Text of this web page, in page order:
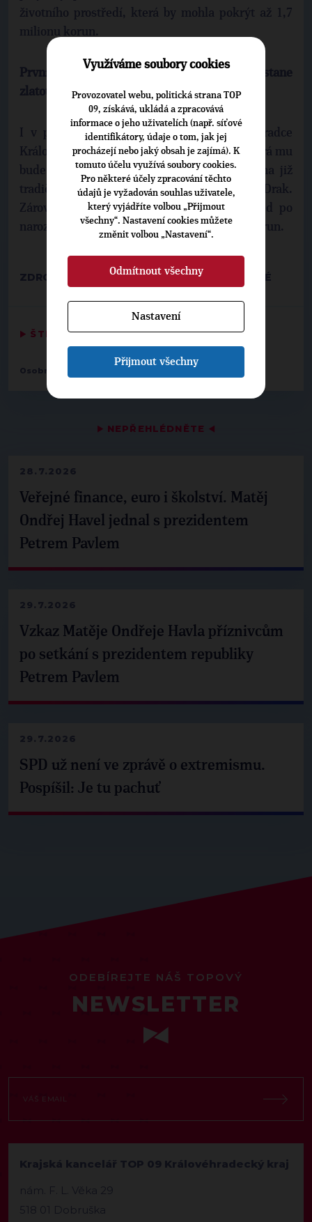
▶ NEPŘEHLÉDNĚTE ◀
28.7.2026
Veřejné finance, euro i školství. Matěj
Ondřej Havel jednal s prezidentem
Petrem Pavlem
29.7.2026
Vzkaz Matěje Ondřeje Havla příznivcům
po setkání s prezidentem republiky
Petrem Pavlem
29.7.2026
SPD už není ve zprávě o extremismu.
Pospíšil: Je tu pachuť
životního prostředí, která by mohla pokrýt až 1,7
milionu korun.
První občánek města Hradce Králové dostane
zlatou pamětní medaili
I v příštím roce dostane první občánek Hradce
Králové do vínku zlatou pamětní medaili, která mu
bude spolu s dalšími drobnostmi darována na již
tradičním obřadu vítání občánků v Divadle Drak.
Zároveň jeho zákonný zástupce obdrží ihned po
narození finanční dar v hodnotě deset tisíc korun.
ZDROJ: MAGISTRÁT MĚSTA HRADEC KRÁLOVÉ
▶ ŠTÍTKY◀
Osobnosti:
ODEBÍREJTE NÁŠ TOPOVÝ
NEWSLETTER
Krajská kancelář TOP 09 Královéhradecký kraj
nám. F. L. Věka 29
518 01 Dobruška
Využíváme soubory cookies
Provozovatel webu, politická strana TOP
09, získává, ukládá a zpracovává
informace o jeho uživatelích (např. síťové
identifikátory, údaje o tom, jak jej
procházejí nebo jaký obsah je zajímá). K
tomuto účelu využívá soubory cookies.
Pro některé účely zpracování těchto
údajů je vyžadován souhlas uživatele,
který vyjádříte volbou „Přijmout
všechny“. Nastavení cookies můžete
změnit volbou „Nastavení“.
Odmítnout všechny
Nastavení
Přijmout všechny